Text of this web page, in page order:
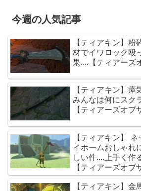
今週の人気記事
【ティアキン】
材でイワロック殴
果....【ティアーズ
【ティアキン】瘴
みんなは何にスク
【ティアーズオブ
【ティアキン】
イホームおしゃれ
しい件....上手く作
【ティアーズオブ
【ティアキン】金